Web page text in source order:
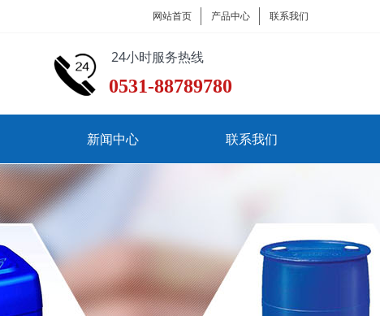
网站首页 产品中心 联系我们
24小时服务热线
0531-88789780
新闻中心 联系我们